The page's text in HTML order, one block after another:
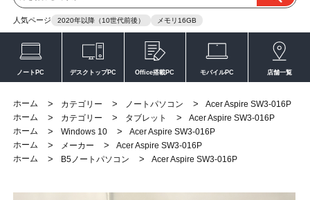
人気ページ 2020年以降（10世代前後） メモリ16GB
ノートPC デスクトップPC Office搭載PC モバイルPC 店舗一覧
ホーム > カテゴリー > ノートパソコン >
Acer Aspire SW3-016P
ホーム
> カテゴリー > タブレット >
Acer Aspire SW3-016P
ホーム
> Windows 10 >
Acer Aspire SW3-016P
ホーム
> メーカー >
Acer Aspire SW3-016P
ホーム
> B5ノートパソコン > Acer Aspire SW3-016P